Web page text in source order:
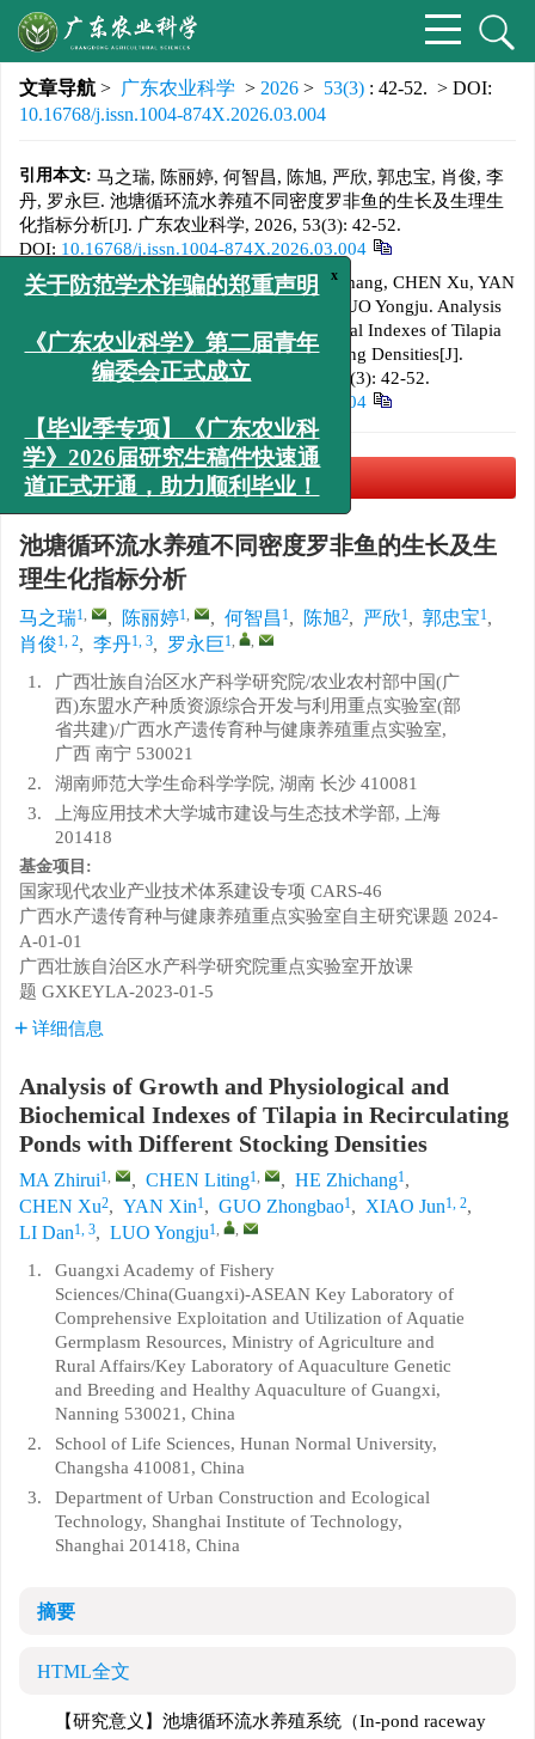
文章导航 > 广东农业科学 > 2026 > 53(3) : 42-52. > DOI:
10.16768/j.issn.1004-874X.2026.03.004
引用本文: 马之瑞, 陈丽婷, 何智昌, 陈旭, 严欣, 郭忠宝, 肖俊, 李
丹, 罗永巨. 池塘循环流水养殖不同密度罗非鱼的生长及生理生
化指标分析[J]. 广东农业科学, 2026, 53(3): 42-52.
DOI: 10.16768/j.issn.1004-874X.2026.03.004
Citation: MA Zhirui, CHEN Liting, HE Zhichang, CHEN Xu, YAN
Xin, GUO Zhongbao, XIAO Jun, LI Dan, LUO Yongju. Analysis
of Growth and Physiological and Biochemical Indexes of Tilapia
in Recirculating Ponds with Different Stocking Densities[J].
Guangdong Agricultural Sciences
, 2026, 53(3): 42-52.
10.16768/j.issn.1004-874X.2026.03.004
PDF下载(1086 KB)
池塘循环流水养殖不同密度罗非鱼的生长及生
理生化指标分析
马之瑞1, , 陈丽婷1, , 何智昌 1, 陈旭2, 严欣1, 郭忠宝1,
肖俊1, 2, 李丹1, 3, 罗永巨1, ,
1.
广西壮族自治区水产科学研究院/农业农村部中国(广
西)东盟水产种质资源综合开发与利用重点实验室(部
省共建)/广西水产遗传育种与健康养殖重点实验室,
广西 南宁 530021
2.
湖南师范大学生命科学学院, 湖南 长沙 410081
3.
上海应用技术大学城市建设与生态技术学部, 上海
201418
基金项目:
国家现代农业产业技术体系建设专项 CARS-46
广西水产遗传育种与健康养殖重点实验室自主研究课题 2024-
A-01-01
广西壮族自治区水产科学研究院重点实验室开放课
题 GXKEYLA-2023-01-5
详细信息
Analysis of Growth and Physiological and
Biochemical Indexes of Tilapia in Recirculating
Ponds with Different Stocking Densities
MA Zhirui1, , CHEN Liting1, , HE Zhichang1,
CHEN Xu2, YAN Xin1, GUO Zhongbao1, XIAO Jun1, 2,
LI Dan1, 3, LUO Yongju1, ,
1.
Guangxi Academy of Fishery
Sciences/China(Guangxi)-ASEAN Key Laboratory of
Comprehensive Exploitation and Utilization of Aquatie
Germplasm Resources, Ministry of Agriculture and
Rural Affairs/Key Laboratory of Aquaculture Genetic
and Breeding and Healthy Aquaculture of Guangxi,
Nanning 530021, China
2.
School of Life Sciences, Hunan Normal University,
Changsha 410081, China
3.
Department of Urban Construction and Ecological
Technology, Shanghai Institute of Technology,
Shanghai 201418, China
摘要
HTML全文
【研究意义】池塘循环流水养殖系统（In-pond raceway
关于防范学术诈骗的郑重声明
《广东农业科学》第二届青年
编委会正式成立
【毕业季专项】《广东农业科
学》2026届研究生稿件快速通
道正式开通，助力顺利毕业！